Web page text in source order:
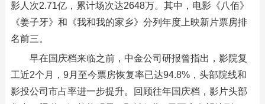
影人次2.71亿，累计场次达2648万。其中，电影《八佰》
《姜子牙》和《我和我的家乡》分列年度上映新片票房排
名前三。
早在国庆档来临之前，中金公司研报曾指出，影院复
工近2个月，9月至今票房恢复率已达94.8%，头部院线和
影投公司市占率进一步提升。回顾往年国庆档，影片头部